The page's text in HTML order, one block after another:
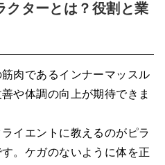
クターとは？役割と業
肉であるインナーマッスル
や体調の向上が期待できま
イエントに教えるのがピラ
。ケガのないように体を正